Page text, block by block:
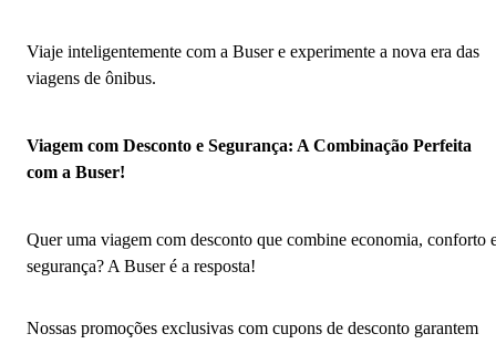
Viaje inteligentemente com a Buser e experimente a nova era das
viagens de ônibus.
Viagem com Desconto e Segurança: A Combinação Perfeita
com a Buser!
Quer uma viagem com desconto que combine economia, conforto
segurança? A Buser é a resposta!
Nossas promoções exclusivas com cupons de desconto garantem